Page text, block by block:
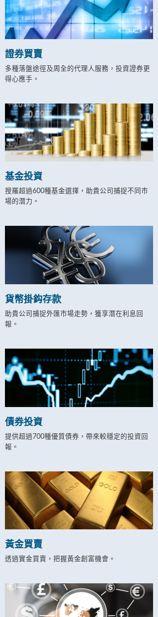
證券買賣
多種落盤途徑及周全的代理人服務，投資證券更
得心應手。
基金投資
搜羅超過600種基金選擇，助貴公司捕捉不同巿
場的潛力。
貨幣掛鈎存款
助貴公司捕捉外匯市場走勢，獲享潛在利息回
報。
債券投資
提供超過700種優質債券，帶來較穩定的投資回
報。
黃金買賣
透過實金買賣，把握黃金創富機會。